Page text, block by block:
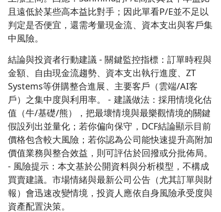
且遠低於某些高本益比對手；因此單看P/E並不足以
判定是否便宜，還需考量現金流、資本支出與客戶集
中風險。
結論與投資者行動建議 - 關鍵監控指標：訂單時程與
金額、自由現金流趨勢、資本支出執行進度、ZT
Systems等併購整合進展、主要客戶（雲端/AI客
戶）之集中度與利用率。 - 建議做法：採用情境化估
值（牛/基礎/熊），把最壞情境與最樂觀情境的關鍵
假設列出並量化；若你偏向保守，DCF結論顯示目前
價格包含較大風險；若你認為公司能快速提升高附加
價值業務與整合效益，則可評估於回撥或分批佈局。
- 風險提示：本文基於公開資料與分析模型，不構成
買賣建議。市場情緒與最新公司公告（尤其訂單與財
報）會迅速改變情境，投資人應依自身風險承受度與
資產配置決策。